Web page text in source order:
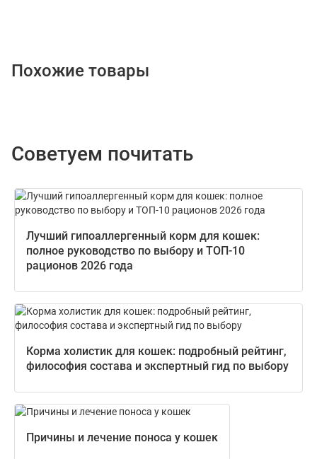
Похожие товары
Советуем почитать
Лучший гипоаллергенный корм для кошек:
полное руководство по выбору и ТОП-10
рационов 2026 года
Корма холистик для кошек: подробный рейтинг,
философия состава и экспертный гид по выбору
Причины и лечение поноса у кошек